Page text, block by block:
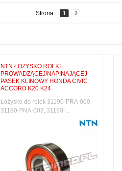
Strona: 1 2
NTN ŁOŻYSKO ROLKI
PROWADZĄCEJ/NAPINAJĄCEJ
PASEK KLINOWY HONDA CIVIC
ACCORD K20 K24
Łożysko do rolek 31190-PRA-000,
31180-PNA-003, 31190-...